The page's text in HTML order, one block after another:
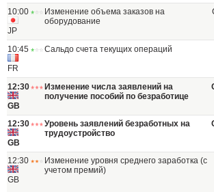
10:00
JP
Изменение объема заказов на
оборудование
10:45
FR
Сальдо счета текущих операций
12:30
GB
Изменение числа заявлений на
получение пособий по безработице
12:30
GB
Уровень заявлений безработных на
трудоустройство
12:30
GB
Изменение уровня среднего заработка (с
учетом премий)